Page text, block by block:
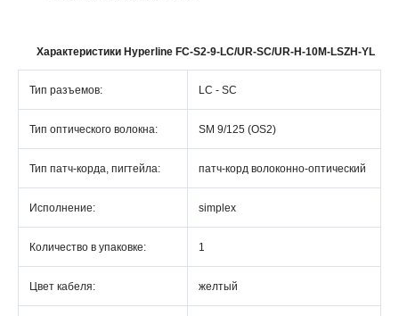
Характеристики Hyperline FC-S2-9-LC/UR-SC/UR-H-10M-LSZH-YL
Тип разъемов: LC - SC
Тип оптического волокна: SM 9/125 (OS2)
Тип патч-корда, пигтейла: патч-корд волоконно-оптический
Исполнение: simplex
Количество в упаковке: 1
Цвет кабеля: желтый